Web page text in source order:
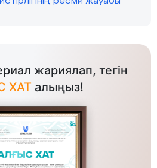
жариялап, тегін
ХАТ алыңыз!